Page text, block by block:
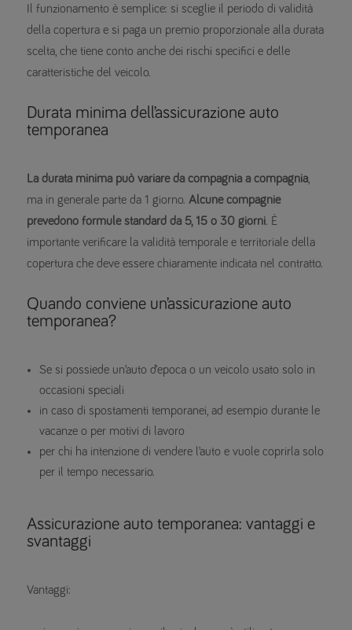
Il funzionamento è semplice: si sceglie il periodo di validità
della copertura e si paga un premio proporzionale alla durata
scelta, che tiene conto anche dei rischi specifici e delle
caratteristiche del veicolo.
Durata minima dell’assicurazione auto
temporanea
La durata minima può variare da compagnia a compagnia
ma in generale parte da 1 giorno. Alcune compagnie
prevedono formule standard da 5, 15 o 30 giorni. È
importante verificare la validità temporale e territoriale della
copertura che deve essere chiaramente indicata nel contratto.
Quando conviene un’assicurazione auto
temporanea?
Se si possiede un’auto d’epoca o un veicolo usato solo in
occasioni speciali
in caso di spostamenti temporanei, ad esempio durante le
vacanze o per motivi di lavoro
per chi ha intenzione di vendere l’auto e vuole coprirla solo
per il tempo necessario.
Assicurazione auto temporanea: vantaggi e
svantaggi
Vantaggi: